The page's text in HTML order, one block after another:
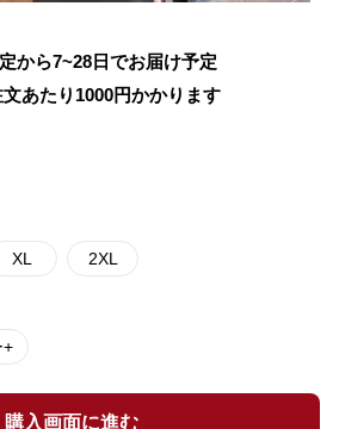
から7~28日でお届け予定
あたり 1000円かかります
XL 2XL
+
購入画面に進む